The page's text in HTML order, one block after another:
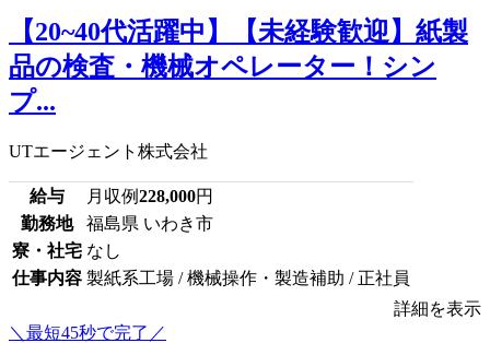
【20~40代活躍中】【未経験歓迎】紙製
品の検査・機械オペレーター！シン
プ...
UTエージェント株式会社
給与 月収例228,000円
勤務地
福島県 いわき市
寮・社宅 なし
仕事内容 製紙系工場 / 機械操作・製造補助 / 正社員
詳細を表示
＼最短45秒で完了／